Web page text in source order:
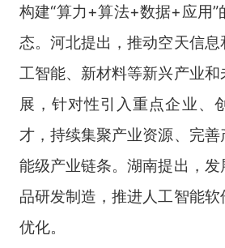
构建“算力+算法+数据+应用”
态。河北提出，推动空天信息
工智能、新材料等新兴产业
展，针对性引入重点企业、
才，持续集聚产业资源、完
能级产业链条。湖南提出，
品研发制造，推进人工智能
优化。